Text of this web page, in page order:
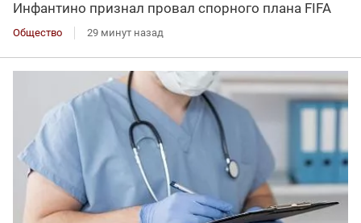
Инфантино признал провал спорного плана FIFA
Общество 29 минут назад